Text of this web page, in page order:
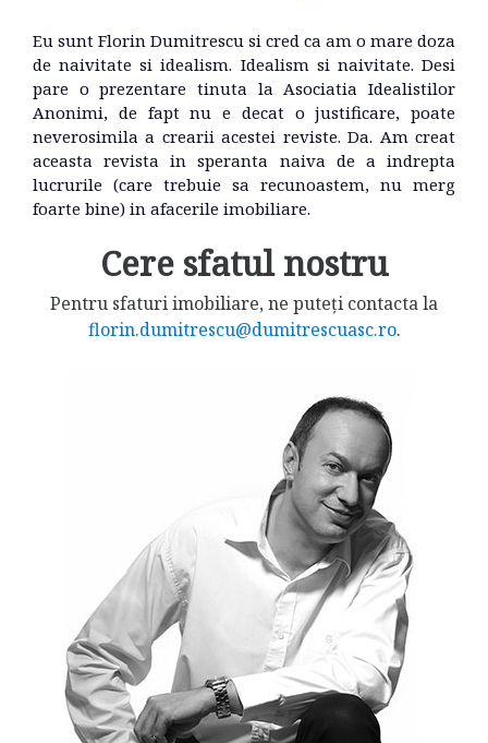
Eu sunt Florin Dumitrescu si cred ca am o mare doza
de naivitate si idealism. Idealism si naivitate. Desi
pare o prezentare tinuta la Asociatia Idealistilor
Anonimi, de fapt nu e decat o justificare, poate
neverosimila a crearii acestei reviste. Da. Am creat
aceasta revista in speranta naiva de a indrepta
lucrurile (care trebuie sa recunoastem, nu merg
foarte bine) in afacerile imobiliare.
Cere sfatul nostru
Pentru sfaturi imobiliare, ne puteți contacta la
florin.dumitrescu@dumitrescuasc.ro.